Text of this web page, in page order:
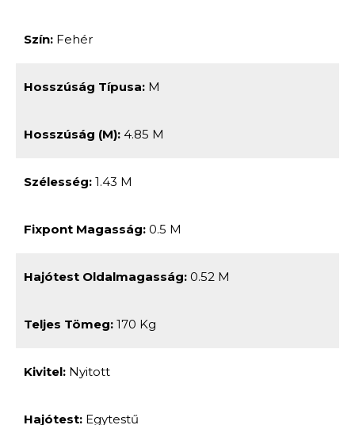
Szín: Fehér
Hosszúság Típusa: M
Hosszúság (m): 4.85 M
Szélesség: 1.43 M
Fixpont Magasság: 0.5 M
Hajótest Oldalmagasság: 0.52 M
Teljes Tömeg: 170 Kg
Kivitel: Nyitott
Hajótest: Egytestű